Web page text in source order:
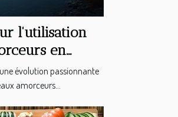
l'utilisation
en
évolution passionnante
amorceurs...